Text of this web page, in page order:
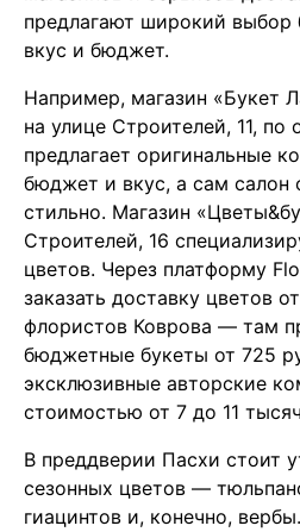
предлагают широкий выбор
вкус и бюджет.
Например, магазин «Букет
на улице Строителей, 11, по
предлагает оригинальные
бюджет и вкус, а сам салон
стильно. Магазин
Строителей, 16
цветов. Через платформу
заказать доставку цветов
флористов Коврова — там
бюджетные букеты от 725
эксклюзивные авторские
стоимостью от 7 до 11
В преддверии Пасхи стоит
сезонных цветов —
гиацинтов и, конечно,